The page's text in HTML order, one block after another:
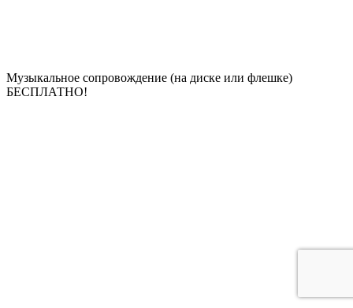
Музыкальное сопровождение (на диске или флешке)
БЕСПЛАТНО!